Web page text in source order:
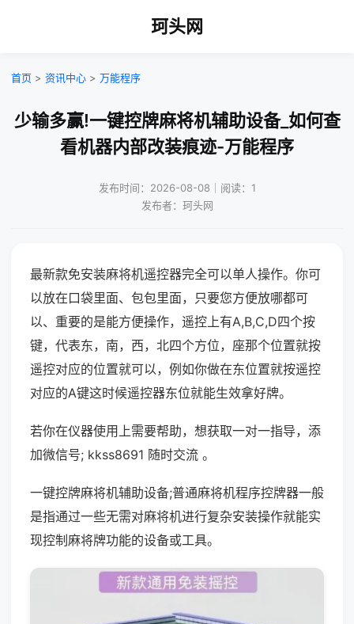
珂头网
首页 > 资讯中心 > 万能程序
少输多赢!一键控牌麻将机辅助设备_如何查
看机器内部改装痕迹-万能程序
发布时间：2026-08-08｜阅读：1
发布者：珂头网
最新款免安装麻将机遥控器完全可以单人操作。你可
以放在口袋里面、包包里面，只要您方便放哪都可
以、重要的是能方便操作，遥控上有A,B,C,D四个按
键，代表东，南，西，北四个方位，座那个位置就按
遥控对应的位置就可以，例如你做在东位置就按遥控
对应的A键这时候遥控器东位就能生效拿好牌。
若你在仪器使用上需要帮助，想获取一对一指导，添
加微信号; kkss8691 随时交流 。
一键控牌麻将机辅助设备;普通麻将机程序控牌器一般
是指通过一些无需对麻将机进行复杂安装操作就能实
现控制麻将牌功能的设备或工具。